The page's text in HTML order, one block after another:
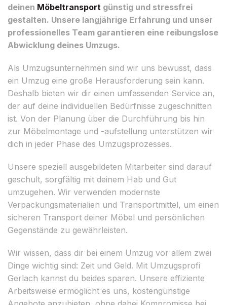
deinen Möbeltransport günstig und stressfrei
gestalten. Unsere langjährige Erfahrung und unser
professionelles Team garantieren eine reibungslose
Abwicklung deines Umzugs.
Als Umzugsunternehmen sind wir uns bewusst, dass
ein Umzug eine große Herausforderung sein kann.
Deshalb bieten wir dir einen umfassenden Service an,
der auf deine individuellen Bedürfnisse zugeschnitten
ist. Von der Planung über die Durchführung bis hin
zur Möbelmontage und -aufstellung unterstützen wir
dich in jeder Phase des Umzugsprozesses.
Unsere speziell ausgebildeten Mitarbeiter sind darauf
geschult, sorgfältig mit deinem Hab und Gut
umzugehen. Wir verwenden modernste
Verpackungsmaterialien und Transportmittel, um einen
sicheren Transport deiner Möbel und persönlichen
Gegenstände zu gewährleisten.
Wir wissen, dass dir bei einem Umzug vor allem zwei
Dinge wichtig sind: Zeit und Geld. Mit Umzugsprofi
Gerlach kannst du beides sparen. Unsere effiziente
Arbeitsweise ermöglicht es uns, kostengünstige